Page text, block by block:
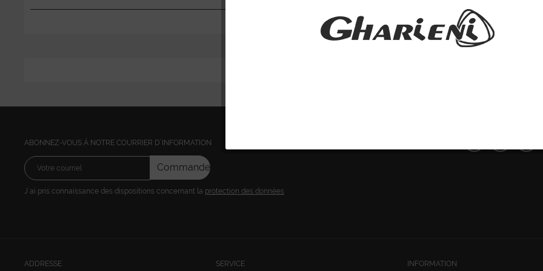
ABONNEZ-VOUS Á NOTRE COURRIER D´INFORMATION
Commandez
J´ai pris connaissance des dispositions concernant la protection des données
ADDRESSE SERVICE INFORMATION